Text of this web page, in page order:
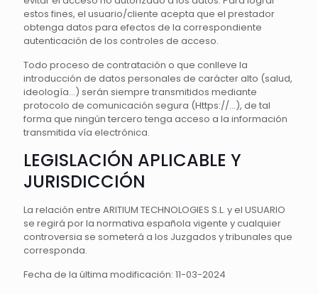
estos fines, el usuario/cliente acepta que el prestador
obtenga datos para efectos de la correspondiente
autenticación de los controles de acceso.
Todo proceso de contratación o que conlleve la
introducción de datos personales de carácter alto (salud,
ideología…) serán siempre transmitidos mediante
protocolo de comunicación segura (Https://…), de tal
forma que ningún tercero tenga acceso a la información
transmitida vía electrónica.
LEGISLACIÓN APLICABLE Y
JURISDICCIÓN
La relación entre ARITIUM TECHNOLOGIES S.L. y el USUARIO
se regirá por la normativa española vigente y cualquier
controversia se someterá a los Juzgados y tribunales que
corresponda.
Fecha de la última modificación: 11-03-2024